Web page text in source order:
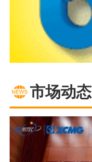
市场动态